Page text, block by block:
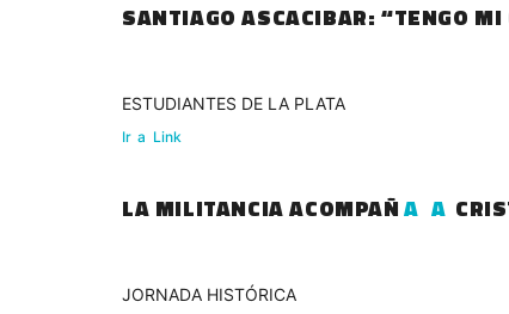
SANTIAGO ASCACIBAR: “TENGO
ESTUDIANTES DE LA PLATA
Ir a Link
LA MILITANCIA ACOMPAÑA A
JORNADA HISTÓRICA